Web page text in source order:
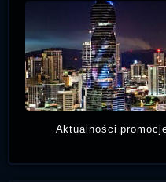
Aktualności